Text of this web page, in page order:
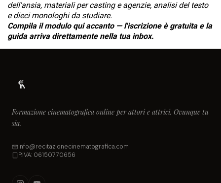
dell'ansia, materiali per casting e agenzie, analisi del testo
e dieci monologhi da studiare.
Compila il modulo qui accanto — l'iscrizione è gratuita e la
guida arriva direttamente nella tua inbox.
Formazione cinematografica online per attori e attrici. Ovunque tu
sia.
info@recitazionecinematografica.com
P.IVA: 06150770656